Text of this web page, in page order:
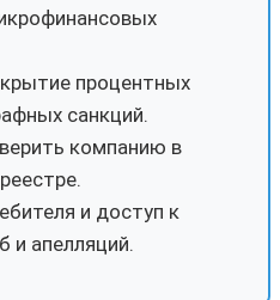
процентных
санкций.
компанию в
и доступ к
и апелляций.